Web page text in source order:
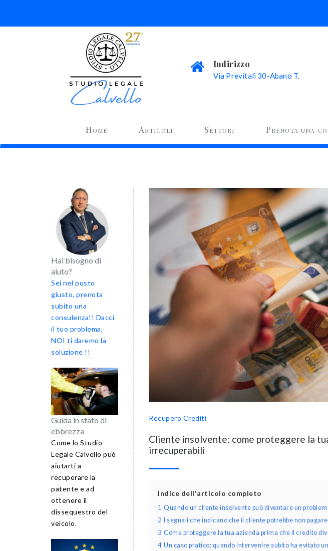
Indirizzo
Via Previtali 30-Abano T.
Home Articoli Settori Prenota una
Hai bisogno di
aiuto?
Sei nel posto
giusto, prenota
subito una
consulenza!! Dacci
il tuo problema,
NOI ti daremo la
soluzione !!
Guida in stato di
ebbrezza
Come lo Studio
Legale Calvello può
aiutarti a
recuperare la
patente e ad
ottenere il
dissequestro del
veicolo.
Recupero Crediti
Cliente insolvente: come proteggere la
irrecuperabili
Indice dell'articolo completo
1 Quando un cliente insolvente può diventare un
2 I segnali che indicano che il cliente potrebbe non
3 Come proteggere la tua azienda prima che il credito
4 Un caso pratico: quando intervenire subito ha evitato